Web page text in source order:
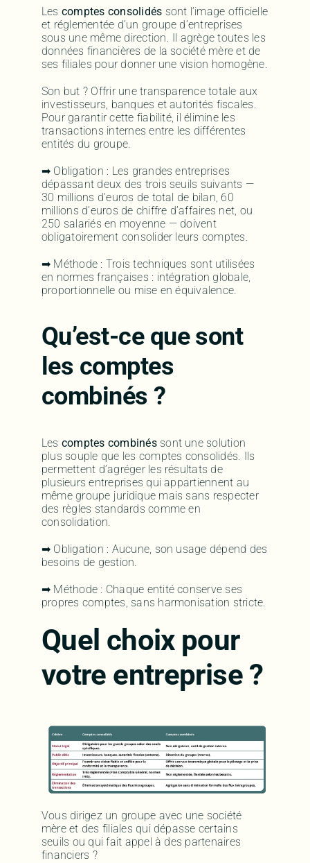
Les comptes consolidés sont l’image officielle
et réglementée d’un groupe d’entreprises
sous une même direction. Il agrège toutes les
données financières de la société mère et de
ses filiales pour donner une vision homogène.
Son but ? Offrir une transparence totale aux
investisseurs, banques et autorités fiscales.
Pour garantir cette fiabilité, il élimine les
transactions internes entre les différentes
entités du groupe.
➡ Obligation : Les grandes entreprises
dépassant deux des trois seuils suivants —
30 millions d’euros de total de bilan, 60
millions d’euros de chiffre d’affaires net, ou
250 salariés en moyenne — doivent
obligatoirement consolider leurs comptes.
➡ Méthode : Trois techniques sont utilisées
en normes françaises : intégration globale,
proportionnelle ou mise en équivalence.
Qu’est-ce que sont
les comptes
combinés ?
Les comptes combinéssont une solution
plus souple que les comptes consolidés. Ils
permettent d’agréger les résultats de
plusieurs entreprises qui appartiennent au
même groupe juridique mais sans respecter
des règles standards comme en
consolidation.
➡ Obligation : Aucune, son usage dépend des
besoins de gestion.
➡ Méthode : Chaque entité conserve ses
propres comptes, sans harmonisation stricte.
Quel choix pour
votre entreprise ?
Vous dirigez un groupe avec une société
mère et des filiales qui dépasse certains
seuils ou qui fait appel à des partenaires
financiers ?